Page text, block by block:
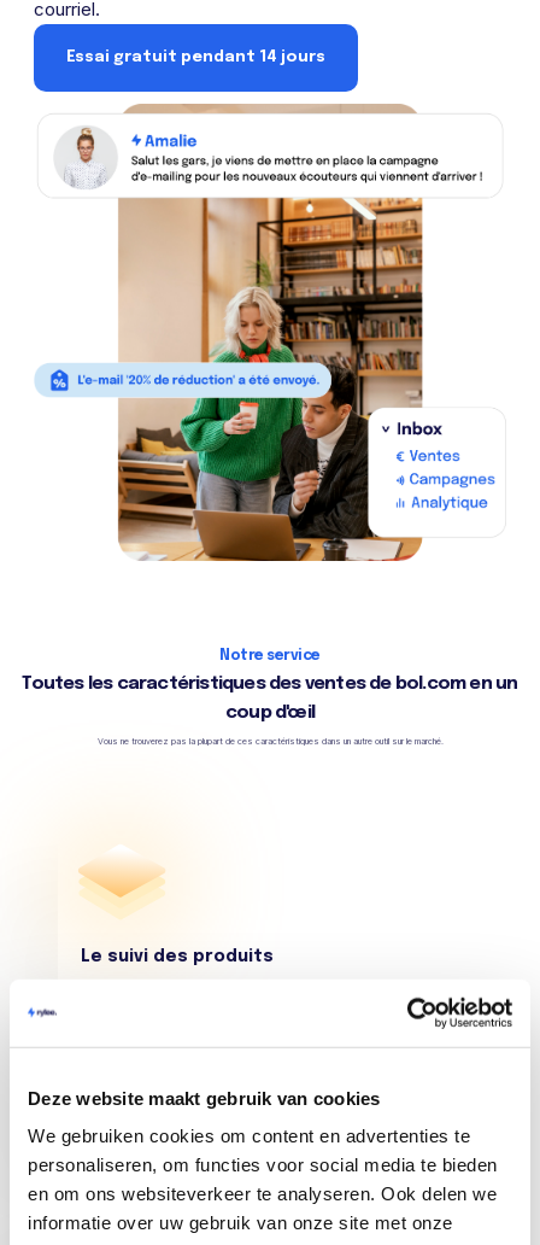
Deze website maakt gebruik van cookies
We gebruiken cookies om content en advertenties te
personaliseren, om functies voor social media te bieden
en om ons websiteverkeer te analyseren. Ook delen we
informatie over uw gebruik van onze site met onze
courriel.
Essai gratuit pendant 14 jours
Notre service
Toutes les caractéristiques des ventes de bol.com en un
coup d'œil
Vous ne trouverez pas la plupart de ces caractéristiques dans un autre outil sur le marché.
Le suivi des produits
Suivez un nombre illimité de produits pour
trouver votre produit gagnant ! Obtenez un
aperçu des données de vente de vos